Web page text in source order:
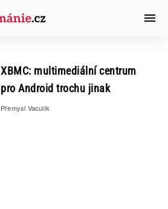
XBMC: multimediální centrum
pro Android trochu jinak
Přemysl Vaculík